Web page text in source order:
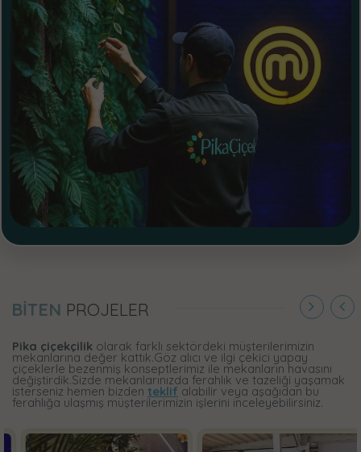
BİTEN PROJELER
Pika çiçekçilik olarak farklı sektördeki müşterilerimizin
mekanlarına değer kattık.Göz alıcı ve ilgi çekici yapay
çiçeklerle bezenmiş konseptlerimiz ile mekanların havasını
değiştirdik.Sizde mekanlarınızda ferahlık ve tazeliği yaşamak
isterseniz hemen bizden teklif alabilir veya aşağıdan bu
ferahlığa ulaşmış müşterilerimizin işlerini inceleyebilirsiniz.